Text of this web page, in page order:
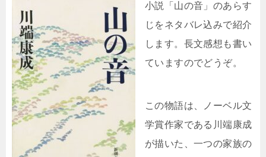
小説「山の音」のあらす
じをネタバレ込みで紹介
します。長文感想も書い
ていますのでどうぞ。
この物語は、ノーベル文
学賞作家である川端康成
が描いた、一つの家族の